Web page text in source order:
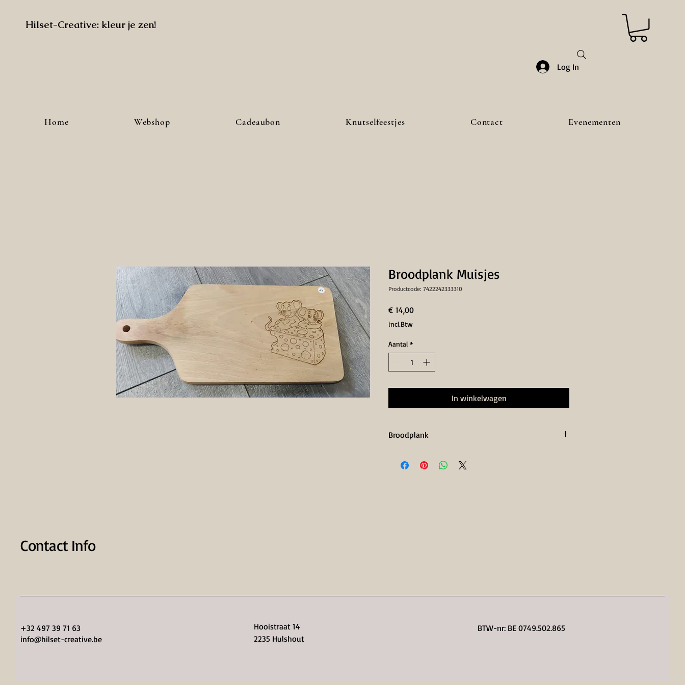
Log In
Hilset-Creative: kleur je zen!
Home Webshop Cadeaubon Knutselfeestjes Contact Evenementen
Broodplank Muisjes
Productcode: 7422242333310
€ 14,00Prijs
incl.Btw
Aantal *
In winkelwagen
Broodplank
Personaliseerbaar
Contact Info
+32 497 39 71 63
info@hilset-creative.be
Hooistraat 14
2235 Hulshout
BTW-nr: BE 0749.502.865